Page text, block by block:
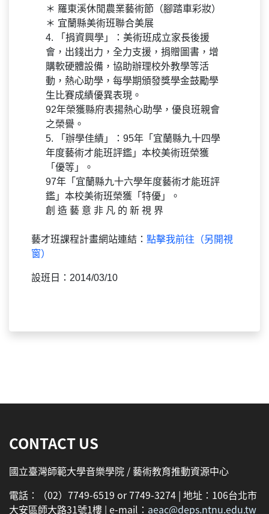
＊ 羅東溪休閒農業藝術節（腳踏車彩妝）
＊ 宜蘭縣美術班聯合美展
4. 「捐資興學」：美術班成立家長後援
會，出錢出力，全力支援，捐贈圖書，增
購軟硬體設備，協助辦理校外教學等活
動，熱心助學，每學期頒發獎學金鼓勵學
生比賽成績優異表現。
92年榮獲縣府表揚熱心助學，優良班親會
之榮譽。
5. 「辦學佳績」：95年「宜蘭縣九十四學
年度藝術才能班評鑑」本校美術班榮獲
「優等」。
97年「宜蘭縣九十六學年度藝術才能班評
鑑」本校美術班榮獲「特優」。
創 造 藝 意 非 凡 的 新 視 界
藝才班課程計畫網站連結： 點擊我前往（另開視
窗）
設班日：2014/03/10
CONTACT US
國立臺灣師範大學音樂學院 / 藝術教育推動資源中心
電話：（02）7749-6519 or 7749-3274 | 地址：106台北市
大安區師大路31號1樓 | e-mail： aeac@deps.ntnu.edu.tw